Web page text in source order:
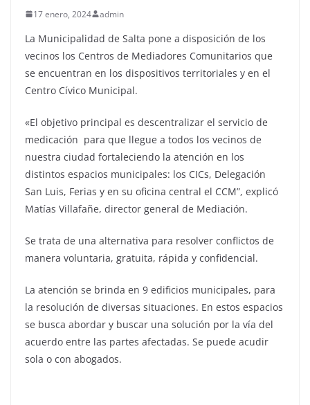
17 enero, 2024 admin
La Municipalidad de Salta pone a disposición de los
vecinos los Centros de Mediadores Comunitarios que
se encuentran en los dispositivos territoriales y en el
Centro Cívico Municipal.
«El objetivo principal es descentralizar el servicio de
medicación para que llegue a todos los vecinos de
nuestra ciudad fortaleciendo la atención en los
distintos espacios municipales: los CICs, Delegación
San Luis, Ferias y en su oficina central el CCM”, explicó
Matías Villafañe, director general de Mediación.
Se trata de una alternativa para resolver conflictos de
manera voluntaria, gratuita, rápida y confidencial.
La atención se brinda en 9 edificios municipales, para
la resolución de diversas situaciones. En estos espacios
se busca abordar y buscar una solución por la vía del
acuerdo entre las partes afectadas. Se puede acudir
sola o con abogados.